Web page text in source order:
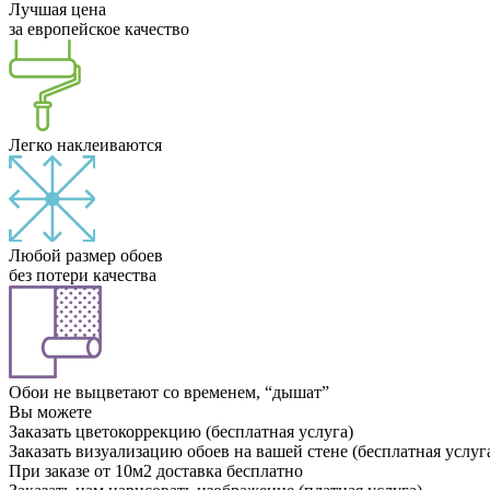
Лучшая цена
за европейское качество
Легко наклеиваются
Любой размер обоев
без потери качества
Обои не выцветают со временем, “дышат”
Вы можете
Заказать цветокоррекцию (бесплатная услуга)
Заказать визуализацию обоев на вашей стене (бесплатная
При заказе от 10м2 доставка бесплатно